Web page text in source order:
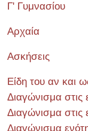
Γ' Γυμνασίου
Αρχαία
Ασκήσεις
Είδη του αν και
Διαγώνισμα στις
Διαγώνισμα στις
Διαγώνισμα